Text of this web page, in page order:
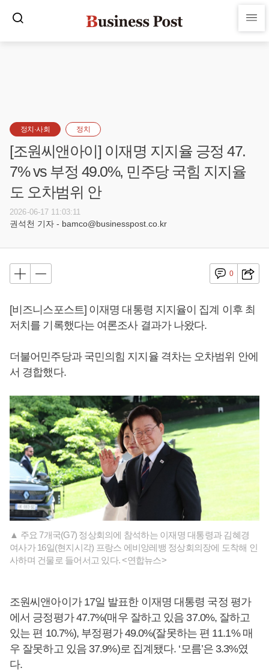
정치·사회 정치
[조원씨앤아이] 이재명 지지율 긍정 47.
7% vs 부정 49.0%, 민주당 국힘 지지율
도 오차범위 안
2026-06-17 11:03:11
권석천 기자 - bamco@businesspost.co.kr
0
[비즈니스포스트] 이재명 대통령 지지율이 집계 이후 최
저치를 기록했다는 여론조사 결과가 나왔다.
더불어민주당과 국민의힘 지지율 격차는 오차범위 안에
서 경합했다.
▲ 주요 7개국(G7) 정상회의에 참석하는 이재명 대통령과 김혜경
여사가 16일(현지시각) 프랑스 에비앙레뱅 정상회의장에 도착해 인
사하며 건물로 들어서고 있다. <연합뉴스>
조원씨앤아이가 17일 발표한 이재명 대통령 국정 평가
에서 긍정평가 47.7%(매우 잘하고 있음 37.0%, 잘하고
있는 편 10.7%), 부정평가 49.0%(잘못하는 편 11.1% 매
우 잘못하고 있음 37.9%)로 집계됐다. ‘모름’은 3.3%였
다.